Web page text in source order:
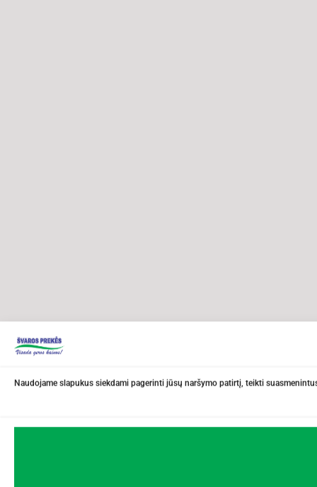
Naudojame slapukus siekdami pagerinti jūsų naršymo patirtį, teikti